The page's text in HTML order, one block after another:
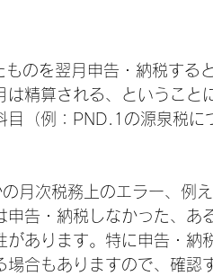
のを翌月申告・納税する
精算される、ということ
（例：PND.1の源泉税に
月次税務上のエラー、例
告・納税しなかった、あ
あります。特に申告・納
合もありますので、確認